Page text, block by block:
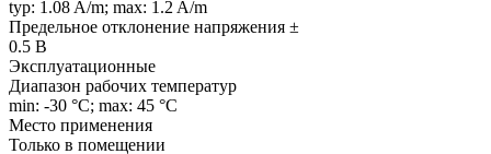
typ: 1.08 A/m; max: 1.2 A/m
Предельное отклонение напряжения ±
0.5 В
Эксплуатационные
Диапазон рабочих температур
min: -30 °C; max: 45 °C
Место применения
Только в помещении